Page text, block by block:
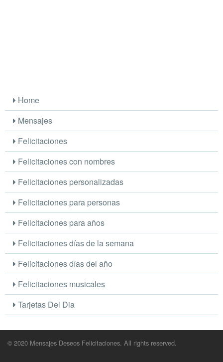
Home
Mensajes
Felicitaciones
Felicitaciones con nombres
Felicitaciones personalizadas
Felicitaciones para personas
Felicitaciones para años
Felicitaciones días de la semana
Felicitaciones días del año
Felicitaciones musicales
Tarjetas Del Dia
© 2020 Mensajes Deseos Felicitaciones. All rights reserved.